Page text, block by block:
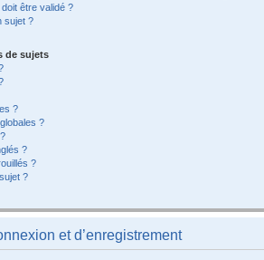
être validé ?
sujet ?
de sujets
?
?
?
?
?
et d’enregistrement